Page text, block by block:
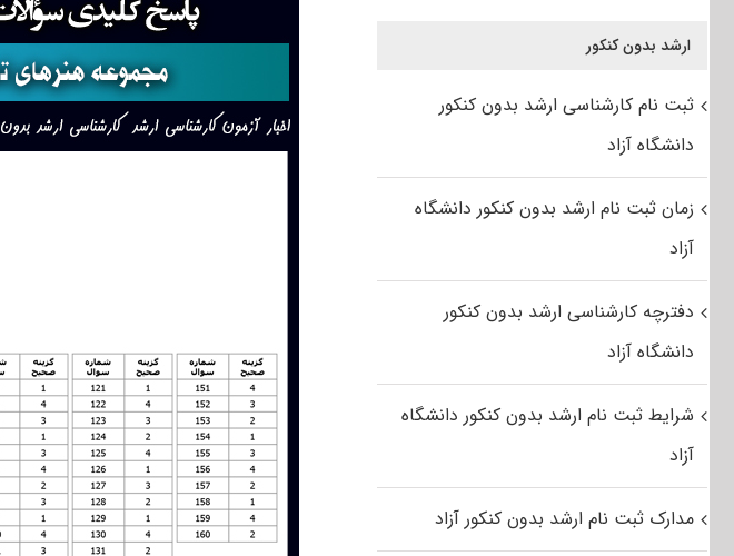
ارشد بدون کنکور
ثبت نام کارشناسی ارشد بدون کنکور
دانشگاه آزاد
زمان ثبت نام ارشد بدون کنکور دانشگاه
آزاد
دفترچه کارشناسی ارشد بدون کنکور
دانشگاه آزاد
شرایط ثبت نام ارشد بدون کنکور دانشگاه
آزاد
مدارک ثبت نام ارشد بدون کنکور آزاد